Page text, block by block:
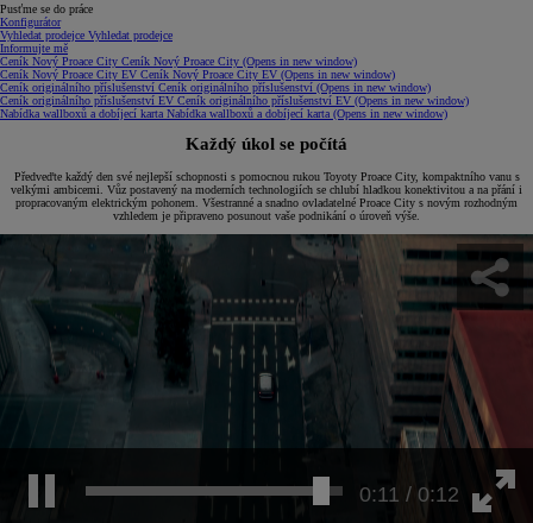
Pusťme se do práce
Konfigurátor
Vyhledat prodejce Vyhledat prodejce
Informujte mě
Ceník Nový Proace City Ceník Nový Proace City (Opens in new window)
Ceník Nový Proace City EV Ceník Nový Proace City EV (Opens in new window)
Ceník originálního příslušenství Ceník originálního příslušenství (Opens in new window)
Ceník originálního příslušenství EV Ceník originálního příslušenství EV (Opens in new window)
Nabídka wallboxů a dobíjecí karta Nabídka wallboxů a dobíjecí karta (Opens in new window)
Každý úkol se počítá
Předveďte každý den své nejlepší schopnosti s pomocnou rukou Toyoty Proace City, kompaktního vanu s
velkými ambicemi. Vůz postavený na moderních technologiích se chlubí hladkou konektivitou a na přání i
propracovaným elektrickým pohonem. Všestranné a snadno ovladatelné Proace City s novým rozhodným
vzhledem je připraveno posunout vaše podnikání o úroveň výše.
0:12 / 0:12